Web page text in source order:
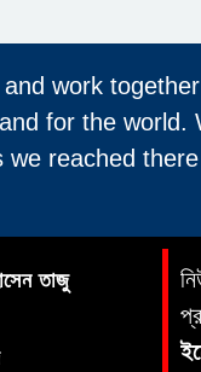
work
for the
reached
তাজু